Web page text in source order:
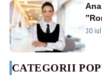
30
CATEGORII